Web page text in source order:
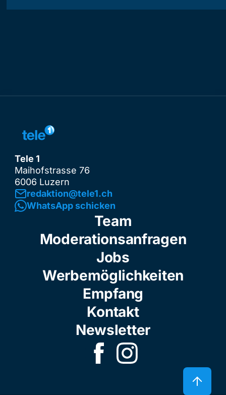
Tele 1
Maihofstrasse 76
6006 Luzern
redaktion@tele1.ch
WhatsApp schicken
Team
Moderationsanfragen
Jobs
Werbemöglichkeiten
Empfang
Kontakt
Newsletter